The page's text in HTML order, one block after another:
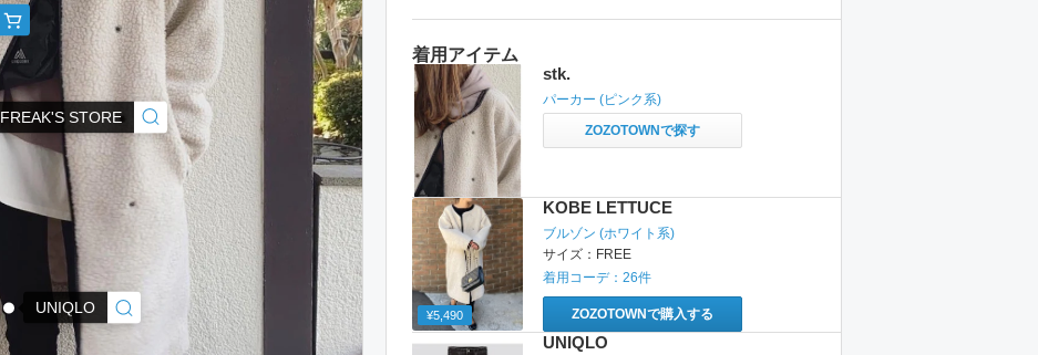
UNIQLO
FREAK'S STORE
着用アイテム
stk.
パーカー (ピンク系)
ZOZOTOWNで探す
¥5,490
KOBE LETTUCE
ブルゾン (ホワイト系)
サイズ： FREE
着用コーデ： 26件
ZOZOTOWNで購入する
UNIQLO